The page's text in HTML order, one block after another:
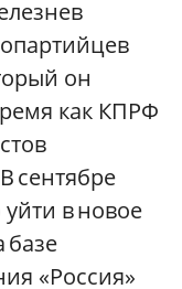
он
как КПРФ
сентябре
в новое
базе
«Россия»